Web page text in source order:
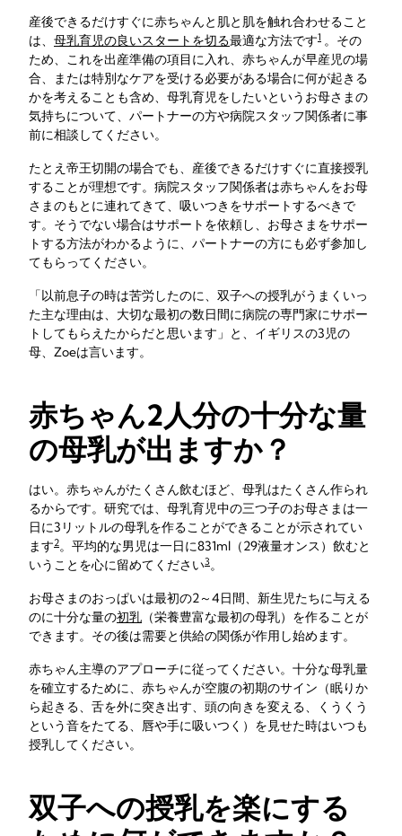
産後できるだけすぐに赤ちゃんと肌と肌を触れ合わせること
は、 母乳育児の良いスタートを切る最適な方法です1 。その
ため、これを出産準備の項目に入れ、赤ちゃんが早産児の場
合、または特別なケアを受ける必要がある場合に何が起きる
かを考えることも含め、母乳育児をしたいというお母さまの
気持ちについて、パートナーの方や病院スタッフ関係者に事
前に相談してください。
たとえ帝王切開の場合でも、産後できるだけすぐに直接授乳
することが理想です。病院スタッフ関係者は赤ちゃんをお母
さまのもとに連れてきて、吸いつきをサポートするべきで
す。そうでない場合はサポートを依頼し、お母さまをサポー
トする方法がわかるように、パートナーの方にも必ず参加し
てもらってください。
「以前息子の時は苦労したのに、双子への授乳がうまくいっ
た主な理由は、大切な最初の数日間に病院の専門家にサポー
トしてもらえたからだと思います」と、イギリスの3児の
母、Zoeは言います。
赤ちゃん2人分の十分な量
の母乳が出ますか？
はい。赤ちゃんがたくさん飲むほど、母乳はたくさん作られ
るからです。研究では、母乳育児中の三つ子のお母さまは一
日に3リットルの母乳を作ることができることが示されてい
ます2。平均的な男児は一日に831ml（29液量オンス）飲むと
いうことを心に留めてください3。
お母さまのおっぱいは最初の2～4日間、新生児たちに与える
のに十分な量の初乳 （栄養豊富な最初の母乳）を作ることが
できます。その後は需要と供給の関係が作用し始めます。
赤ちゃん主導のアプローチに従ってください。十分な母乳量
を確立するために、赤ちゃんが空腹の初期のサイン（眠りか
ら起きる、舌を外に突き出す、頭の向きを変える、くうくう
という音をたてる、唇や手に吸いつく）を見せた時はいつも
授乳してください。
双子への授乳を楽にする